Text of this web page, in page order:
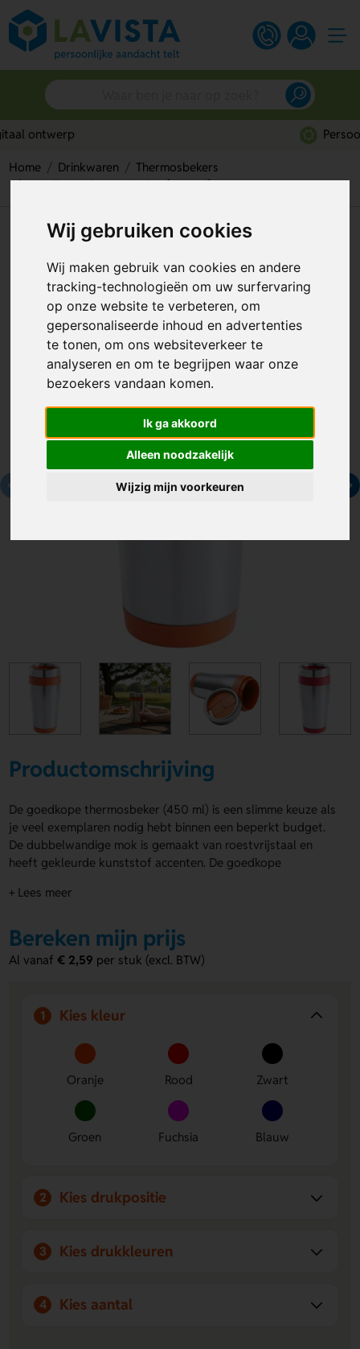
Wij gebruiken cookies
Wij maken gebruik van cookies en andere
tracking-technologieën om uw surfervaring
op onze website te verbeteren, om
gepersonaliseerde inhoud en advertenties
te tonen, om ons websiteverkeer te
analyseren en om te begrijpen waar onze
bezoekers vandaan komen.
Ik ga akkoord
Alleen noodzakelijk
Wijzig mijn voorkeuren
Home Drinkwaren
Thermosbekers
Goedkope thermosbeker (450 ml)
Goedkope thermosbeker (450
ml)
Artikelnummer:133216
Productomschrijving
De goedkope thermosbeker (450 ml) is een slimme keuze als
je veel exemplaren nodig hebt binnen een beperkt budget.
De dubbelwandige mok is gemaakt van roestvrijstaal en
heeft gekleurde kunststof accenten. De goedkope
kunt hem laten bedrukken of graveren met jouw ontwerp,
een geschenkverpakking.
Voordelen van de goedkope
Budgetvriendelijk:
Ideaal bij grote aantallen zonder in
te leveren op kwaliteit.
Diversiteit in kleur:
Verkrijgbaar met gekleurde
accenten, passend bij jouw huisstijl.
Personalisatie mogelijk: Laat de beker bedrukken of
graveren, ook per stuk.
+ Lees meer
Bereken mijn prijs
Al vanaf€ 2,59 per stuk (excl. BTW)
1 Kies kleur
Oranje Rood Zwart
Groen Fuchsia Blauw
2 Kies drukpositie
3 Kies drukkleuren
4 Kies aantal